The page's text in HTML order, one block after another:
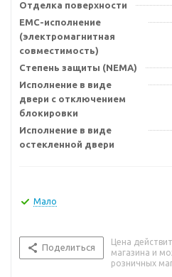
Отделка поверхности
EMC-исполнение
(электромагнитная
совместимость)
Степень защиты (NEMA)
Исполнение в виде
двери с отключением
блокировки
Исполнение в виде
остекленной двери
Мало
Поделиться
Цена
магазина и
розничных